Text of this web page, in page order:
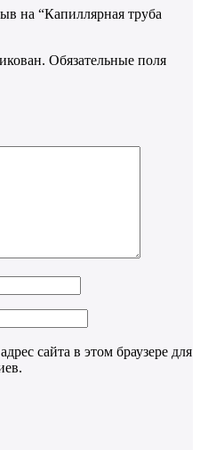
на “Капиллярная труба
Обязательные поля
сайта в этом браузере для